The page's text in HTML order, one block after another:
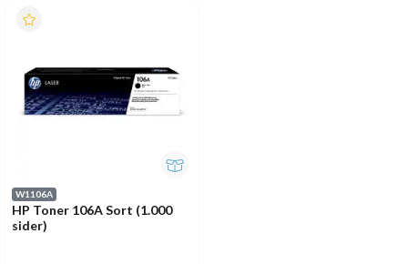
W1106A
HP Toner 106A Sort (1.000
sider)